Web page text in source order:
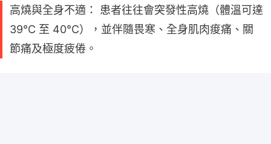
高燒與全身不適： 患者往往會突發性高燒（體溫可達
39°C 至 40°C），並伴隨畏寒、全身肌肉痠痛、關
節痛及極度疲倦。